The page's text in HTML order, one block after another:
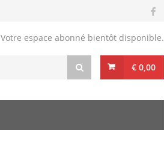
Votre espace abonné bientôt disponible.
€ 0,00